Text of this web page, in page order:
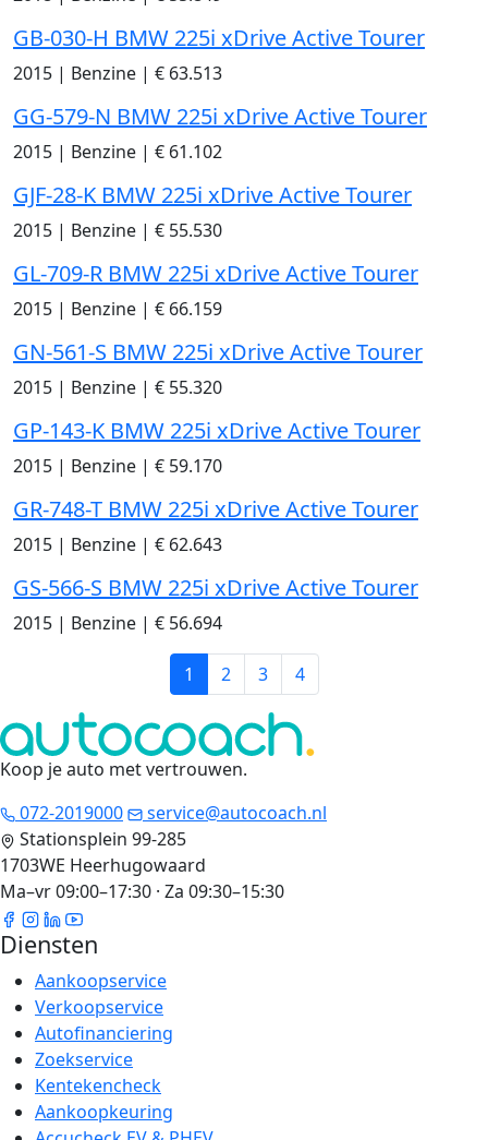
GB-030-H BMW 225i xDrive Active Tourer
2015 | Benzine | € 63.513
GG-579-N BMW 225i xDrive Active Tourer
2015 | Benzine | € 61.102
GJF-28-K BMW 225i xDrive Active Tourer
2015 | Benzine | € 55.530
GL-709-R BMW 225i xDrive Active Tourer
2015 | Benzine | € 66.159
GN-561-S BMW 225i xDrive Active Tourer
2015 | Benzine | € 55.320
GP-143-K BMW 225i xDrive Active Tourer
2015 | Benzine | € 59.170
GR-748-T BMW 225i xDrive Active Tourer
2015 | Benzine | € 62.643
GS-566-S BMW 225i xDrive Active Tourer
2015 | Benzine | € 56.694
1 2 3 4
Koop je auto met vertrouwen.
072-2019000
service@autocoach.nl
Stationsplein 99-285
1703WE Heerhugowaard
Ma–vr 09:00–17:30 · Za 09:30–15:30
Diensten
Aankoopservice
Verkoopservice
Autofinanciering
Zoekservice
Kentekencheck
Aankoopkeuring